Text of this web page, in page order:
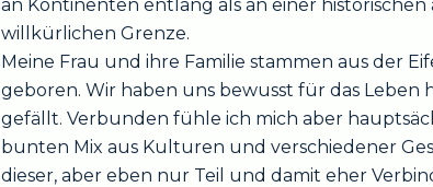
an Kontinenten entlang als an einer
willkürlichen Grenze.
Meine Frau und ihre Familie stammen aus der
geboren. Wir haben uns bewusst für das Leben
gefällt. Verbunden fühle ich mich aber
bunten Mix aus Kulturen und verschiedener
dieser, aber eben nur Teil und damit eher